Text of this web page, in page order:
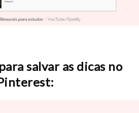
salvar as dicas no